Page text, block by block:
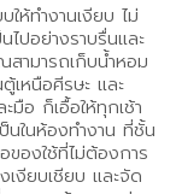
ห้ทำงานเงียบ ไม่
ไปอย่างราบรื่นและ
ามารถเก็บน้ำหอม
เหนือศีรษะ และ
มือ ก็เอื้อให้ทุกเช้า
นในห้องทำงาน ที่ชั้น
องใช้ที่ไม่ต้องการ
เงียบเชียบ และจัด